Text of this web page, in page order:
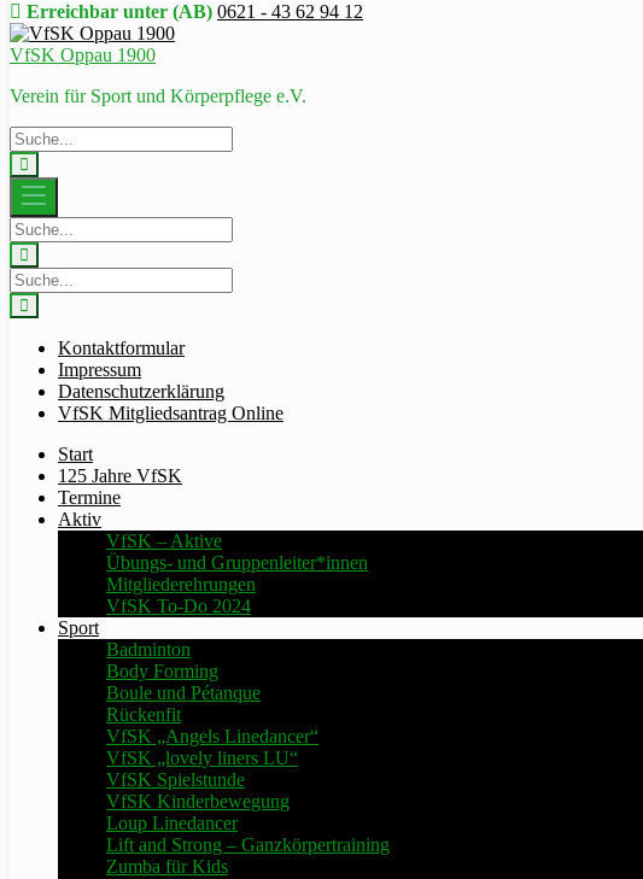
Erreichbar unter (AB) 0621 - 43 62 94 12
VfSK Oppau 1900
Verein für Sport und Körperpflege e.V.
Kontaktformular
Impressum
Datenschutzerklärung
VfSK Mitgliedsantrag Online
Start
125 Jahre VfSK
Termine
Aktiv
VfSK – Aktive
Übungs- und Gruppenleiter*innen
Mitgliederehrungen
VfSK To-Do 2024
Sport
Badminton
Body Forming
Boule und Pétanque
Rückenfit
VfSK „Angels Linedancer“
VfSK „lovely liners LU“
VfSK Spielstunde
VfSK Kinderbewegung
Loup Linedancer
Lift and Strong – Ganzkörpertraining
Zumba für Kids